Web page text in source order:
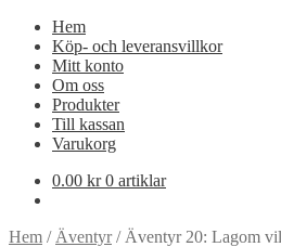
Hem
Köp- och leveransvillkor
Mitt konto
Om oss
Produkter
Till kassan
Varukorg
0.00 kr 0 artiklar
Hem / Äventyr/ Äventyr 20: Lagom